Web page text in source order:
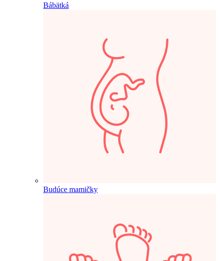
Bábätká
Budúce mamičky